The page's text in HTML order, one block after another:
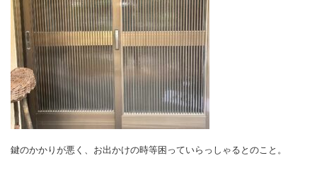
鍵のかかりが悪く、お出かけの時等困っていらっしゃるとのこと。